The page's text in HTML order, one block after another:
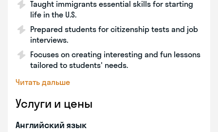
Taught immigrants essential skills for starting
life in the U.S.
Prepared students for citizenship tests and job
interviews.
Focuses on creating interesting and fun lessons
tailored to students' needs.
Читать дальше
Услуги и цены
Английский язык